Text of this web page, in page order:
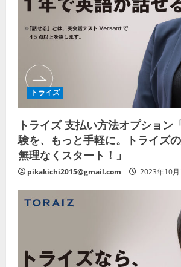
トライズ
トライズ 支払い方法オプション
験を、もっと手軽に。トライズの
無理なくスタート！」
pikakichi2015@gmail.com 2023年10月